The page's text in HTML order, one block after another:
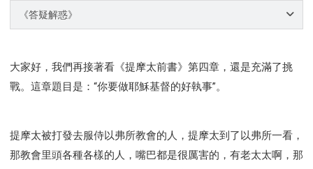
49 以弗所書
52 帖撒羅尼迦前書
53 帖撒羅尼迦後書
57 腓利門書
58 希伯來書 59 雅各書
62 約翰一書
63 約翰二書
64 約翰三書 66 啟示錄
聖經故事
愛神
喜樂 管理 信仰根基 命定
建立榮耀教會
趕鬼
認識魔鬼的詭計
神所喜悅的人
《答疑解惑》
大家好，我們再接著看《提摩太前書》第四章，還是充滿了挑
戰。這章題目是：“你要做耶穌基督的好執事”。
提摩太被打發去服侍以弗所教會的人，提摩太到了以弗所一看，
那教會里頭各種各樣的人，嘴巴都是很厲害的，有老太太啊，那